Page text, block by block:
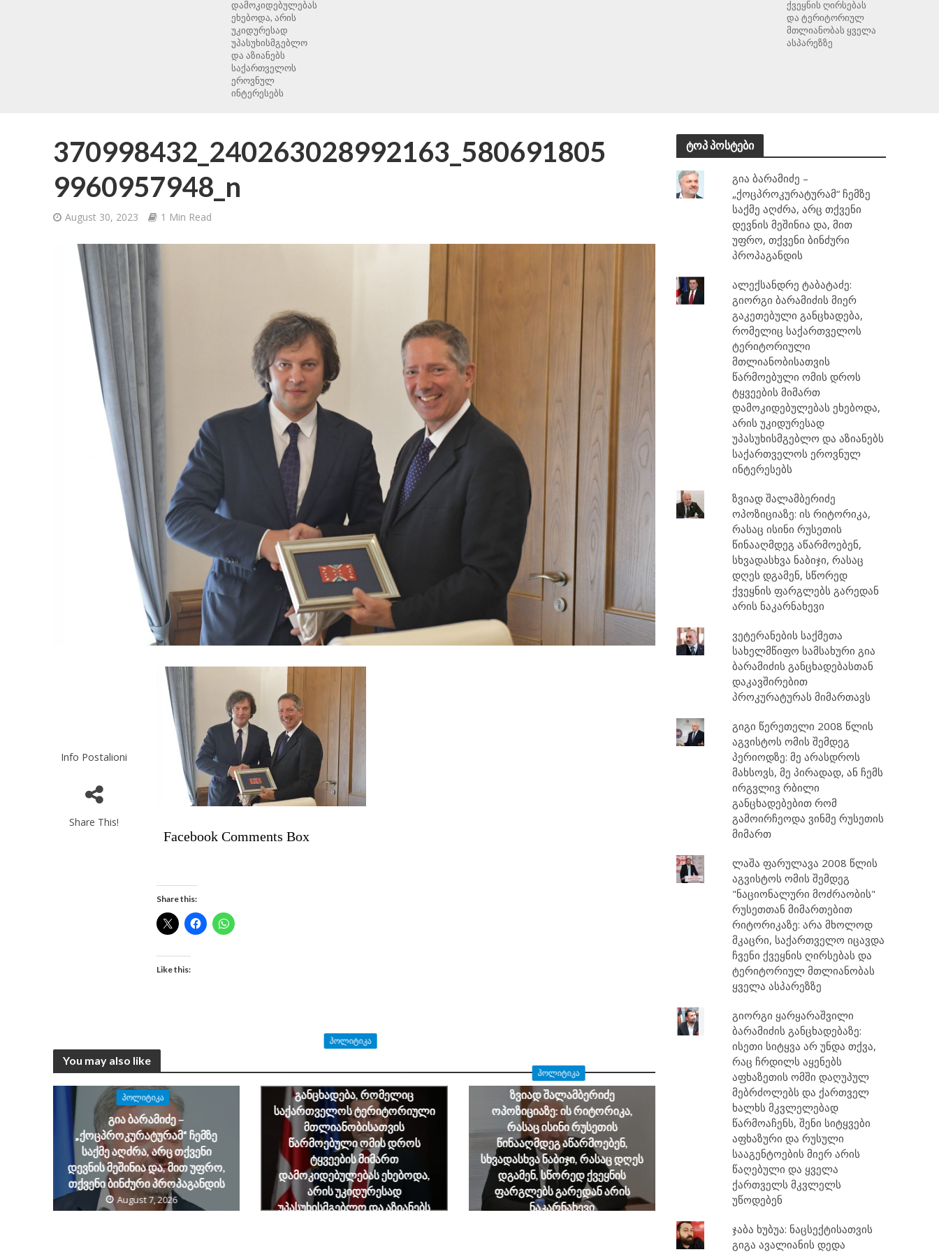
დამოკიდებულებას
ეხებოდა, არის
უკიდურესად
უპასუხისმგებლო
და აზიანებს
საქართველოს
ეროვნულ
ინტერესებს
ქვეყნის ღირსებას
და ტერიტორიულ
მთლიანობას ყველა
ასპარეზზე
370998432_240263028992163_580691805
9960957948_n
August 30, 2023 1 Min Read
Info Postalioni
Share This!
Facebook Comments Box
Share this:
Like this:
You may also like
ᲞᲝᲚᲘᲢᲘᲙᲐ
გია ბარამიძე –
„ქოცპროკურატურამ“ ჩემზე
საქმე აღძრა, არც თქვენი
დევნის მეშინია და, მით უფრო,
თქვენი ბინძური პროპაგანდის
August 7, 2026
ᲞᲝᲚᲘᲢᲘᲙᲐ
განცხადება, რომელიც
საქართველოს ტერიტორიული
მთლიანობისათვის
წარმოებული ომის დროს
ტყვეების მიმართ
დამოკიდებულებას ეხებოდა,
არის უკიდურესად
უპასუხისმგებლო და აზიანებს
ᲞᲝᲚᲘᲢᲘᲙᲐ
ზვიად შალამბერიძე
ოპოზიციაზე: ის რიტორიკა,
რასაც ისინი რუსეთის
წინააღმდეგ აწარმოებენ,
სხვადასხვა ნაბიჯი, რასაც დღეს
დგამენ, სწორედ ქვეყნის
ფარგლებს გარედან არის
ნაკარნახევი
ტოპ პოსტები
გია ბარამიძე –
„ქოცპროკურატურამ“ ჩემზე
საქმე აღძრა, არც თქვენი
დევნის მეშინია და, მით
უფრო, თქვენი ბინძური
პროპაგანდის
ალექსანდრე ტაბატაძე:
გიორგი ბარამიძის მიერ
გაკეთებული განცხადება,
რომელიც საქართველოს
ტერიტორიული
მთლიანობისათვის
წარმოებული ომის დროს
ტყვეების მიმართ
დამოკიდებულებას ეხებოდა,
არის უკიდურესად
უპასუხისმგებლო და აზიანებს
საქართველოს ეროვნულ
ინტერესებს
ზვიად შალამბერიძე
ოპოზიციაზე: ის რიტორიკა,
რასაც ისინი რუსეთის
წინააღმდეგ აწარმოებენ,
სხვადასხვა ნაბიჯი, რასაც
დღეს დგამენ, სწორედ
ქვეყნის ფარგლებს გარედან
არის ნაკარნახევი
ვეტერანების საქმეთა
სახელმწიფო სამსახური გია
ბარამიძის განცხადებასთან
დაკავშირებით
პროკურატურას მიმართავს
გიგი წერეთელი 2008 წლის
აგვისტოს ომის შემდეგ
პერიოდზე: მე არასდროს
მახსოვს, მე პირადად, ან ჩემს
ირგვლივ რბილი
განცხადებებით რომ
გამოირჩეოდა ვინმე რუსეთის
მიმართ
ლაშა ფარულავა 2008 წლის
აგვისტოს ომის შემდეგ
"ნაციონალური მოძრაობის"
რუსეთთან მიმართებით
რიტორიკაზე: არა მხოლოდ
მკაცრი, საქართველო იცავდა
ჩვენი ქვეყნის ღირსებას და
ტერიტორიულ მთლიანობას
ყველა ასპარეზზე
გიორგი ყარყარაშვილი
ბარამიძის განცხადებაზე:
ისეთი სიტყვა არ უნდა თქვა,
რაც ჩრდილს აყენებს
აფხაზეთის ომში დაღუპულ
მებრძოლებს და ქართველ
ხალხს მკვლელებად
წარმოაჩენს, შენი სიტყვები
აფხაზური და რუსული
სააგენტოების მიერ არის
წაღებული და ყველა
ქართველს მკვლელს
უწოდებენ
ჯაბა ხუბუა: ნაცსექტისათვის
გიგა ავალიანის დედა